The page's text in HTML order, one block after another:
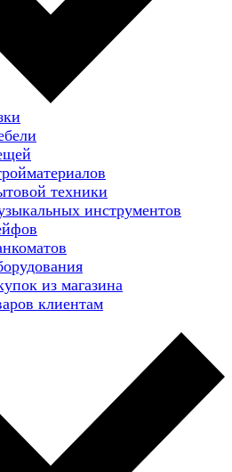
техники
инструментов
из магазина
клиентам